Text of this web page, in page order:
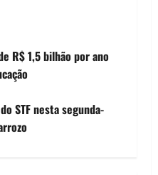
R$ 1,5 bilhão por ano
STF nesta segunda-